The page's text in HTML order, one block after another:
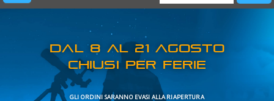
PRODOTTI
LEARN & FUN